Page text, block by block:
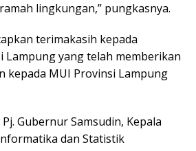
lingkungan,” pungkasnya.
terimakasih kepada
Lampung yang telah memberikan
kepada MUI Provinsi Lampung
Gubernur Samsudin, Kepala
dan Statistik